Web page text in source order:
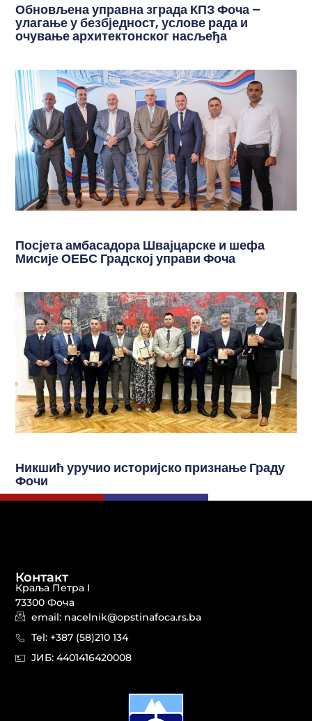
Обновљена управна зграда КПЗ Фоча –
улагање у безбједност, услове рада и
очување архитектонског насљеђа
Посјета амбасадора Швајцарске и шефа
Мисије ОЕБС Градској управи Фоча
Никшић уручио историјско признање Граду
Фочи
Контакт
Краља Петра I
73300 Фоча
email: nacelnik@opstinafoca.rs.ba
Tel: +387 (58)210 134
JИБ: 44014164​20008